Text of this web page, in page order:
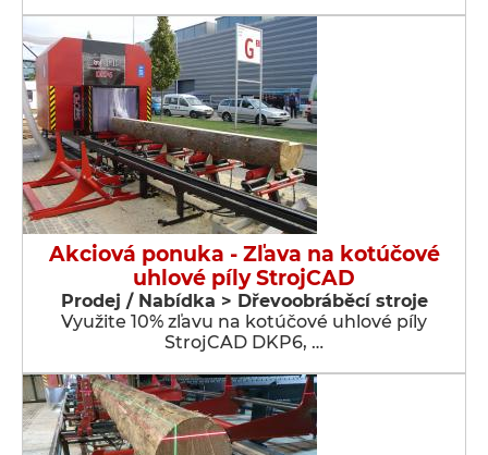
Akciová ponuka - Zľava na kotúčové
uhlové píly StrojCAD
Prodej / Nabídka > Dřevoobráběcí stroje
Využite 10% zľavu na kotúčové uhlové píly
StrojCAD DKP6, …